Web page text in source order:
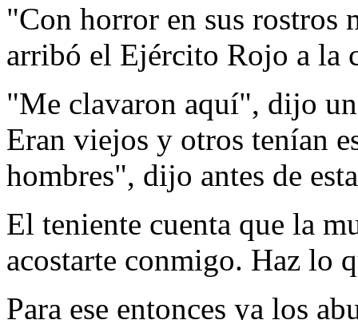
"Con horror en sus rostros
arribó el Ejército Rojo a la
"Me clavaron aquí", dijo
Eran viejos y otros tenían
hombres", dijo antes de
El teniente cuenta que la
acostarte conmigo. Haz lo
Para ese entonces ya los